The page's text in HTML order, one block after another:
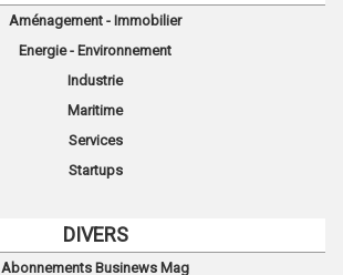
Aménagement - Immobilier
Energie - Environnement
Industrie
Maritime
Services
Startups
DIVERS
Abonnements Businews Mag